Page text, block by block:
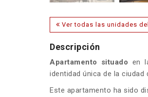
Ver todas las unidades
Descripción
Apartamento situado en
identidad única de la ciudad
Este apartamento ha sido